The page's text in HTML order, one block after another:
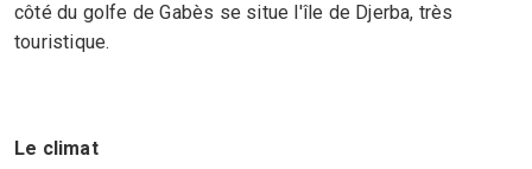
côté du golfe de Gabès se situe l'île de Djerba, très
touristique.
Le climat